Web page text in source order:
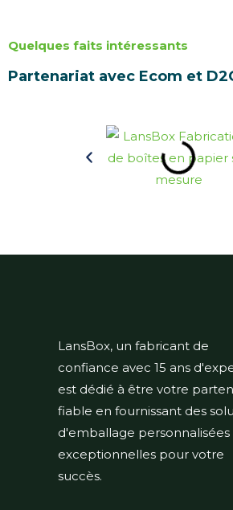
Quelques faits intéressants
Partenariat avec Ecom et
LansBox, un fabricant de
confiance avec 15 ans
est dédié à être votre
fiable en fournissant des
d'emballage personnalisées
exceptionnelles pour votre
succès.